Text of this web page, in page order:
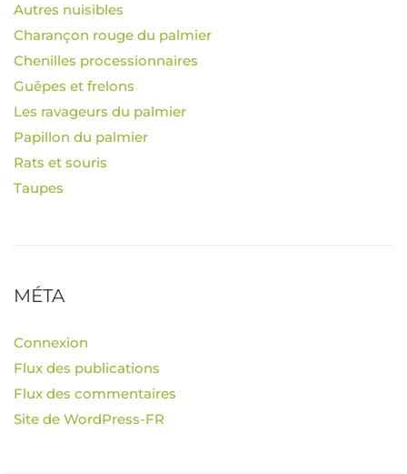
Autres nuisibles
Charançon rouge du palmier
Chenilles processionnaires
Guêpes et frelons
Les ravageurs du palmier
Papillon du palmier
Rats et souris
Taupes
MÉTA
Connexion
Flux des publications
Flux des commentaires
Site de WordPress-FR